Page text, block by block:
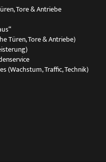
Tore & Antriebe
Türen, Tore & Antriebe)
(Wachstum, Traffic, Technik)